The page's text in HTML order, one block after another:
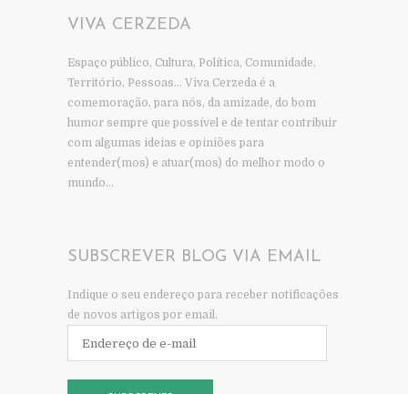
VIVA CERZEDA
Espaço público, Cultura, Política, Comunidade,
Território, Pessoas… Viva Cerzeda é a
comemoração, para nós, da amizade, do bom
humor sempre que possível e de tentar contribuir
com algumas ideias e opiniões para
entender(mos) e atuar(mos) do melhor modo o
mundo…
SUBSCREVER BLOG VIA EMAIL
Indique o seu endereço para receber notificações
de novos artigos por email.